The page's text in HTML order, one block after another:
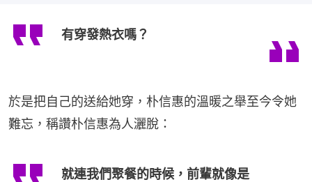
有穿發熱衣嗎？
於是把自己的送給她穿，朴信惠的溫暖之舉至今令她
難忘，稱讚朴信惠為人灑脫：
就連我們聚餐的時候，前輩就像是